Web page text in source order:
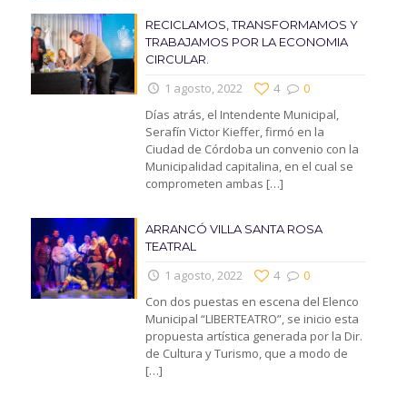
RECICLAMOS, TRANSFORMAMOS Y
TRABAJAMOS POR LA ECONOMIA
CIRCULAR.
1 agosto, 2022 0
4
Días atrás, el Intendente Municipal,
Serafín Victor Kieffer, firmó en la
Ciudad de Córdoba un convenio con la
Municipalidad capitalina, en el cual se
comprometen ambas […]
ARRANCÓ VILLA SANTA ROSA
TEATRAL
1 agosto, 2022 0
4
Con dos puestas en escena del Elenco
Municipal “LIBERTEATRO”, se inicio esta
propuesta artística generada por la Dir.
de Cultura y Turismo, que a modo de
[…]